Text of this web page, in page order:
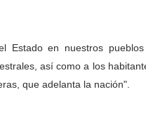
con Encuentro de
Plan Agosto Escuelas
Tilingo del Niño
Estado en nuestros
así como a los
que adelanta la nación".